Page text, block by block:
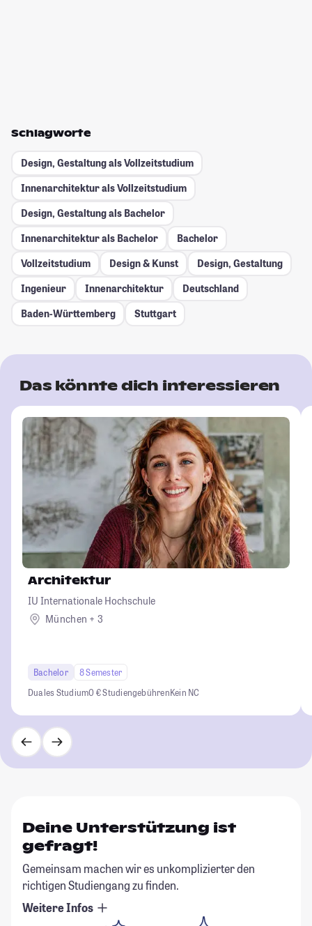
Schlagworte
Design, Gestaltung als Vollzeitstudium
Innenarchitektur als Vollzeitstudium
Design, Gestaltung als Bachelor
Innenarchitektur als Bachelor
Bachelor
Vollzeitstudium
Design & Kunst
Design, Gestaltung
Ingenieur
Innenarchitektur
Deutschland
Baden-Württemberg
Stuttgart
Das könnte dich interessieren
Architektur
IU Internationale Hochschule
München + 3
Bachelor
8 Semester
Duales Studium0 € StudiengebührenKein NC
Deine Unterstützung ist
gefragt!
Gemeinsam machen wir es unkomplizierter den
richtigen Studiengang zu finden.
Weitere Infos